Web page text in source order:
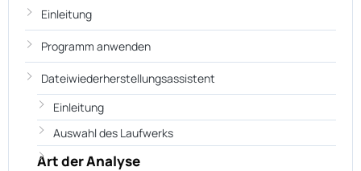
Einleitung
Programm anwenden
Dateiwiederherstellungsassistent
Einleitung
Auswahl des Laufwerks
Art der Analyse